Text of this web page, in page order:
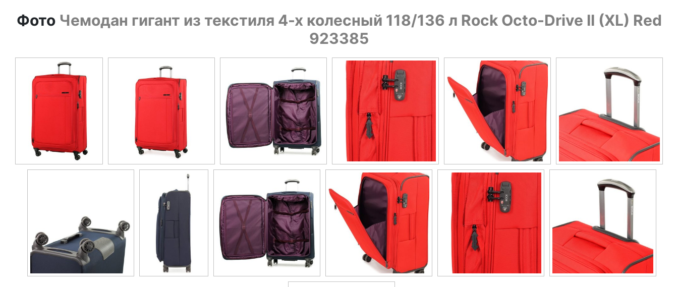
Фото Чемодан гигант из текстиля 4-х колесный 118/136 л Rock Octo-Drive II (XL) Red
923385